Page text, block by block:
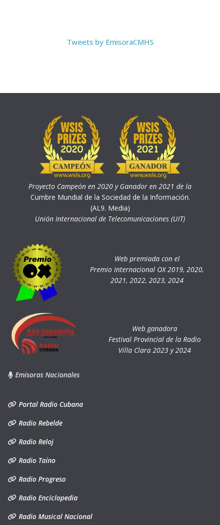
Tweets by EmisoraCMHS
Proyecto Campeón en 2020 y Ganador en 2021 de la
Cumbre Mundial de la Sociedad de la Información.
(AL9. Media)
Unión Internacional de Telecomunicaciones (UIT)
Web premiada con el
Premio Internacional OX 2019, 2020,
2021, 2022, 2023, 2024
Web ganadora
Festival Provincial de la Radio
Villa Clara 2023 y 2024
Emisoras Nacionales
Portal Radio Cubana
Radio Rebelde
Radio Reloj
Radio Taíno
Radio Progreso
Radio Enciclopedia
Radio Musical Nacional